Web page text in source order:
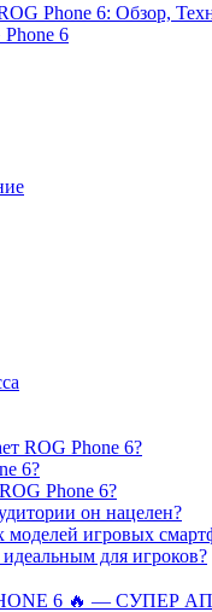
Phone 6: Обзор,
6
ROG Phone 6?
6?
Phone 6?
он нацелен?
моделей игровых
для игроков?
6 🔥 — СУПЕР